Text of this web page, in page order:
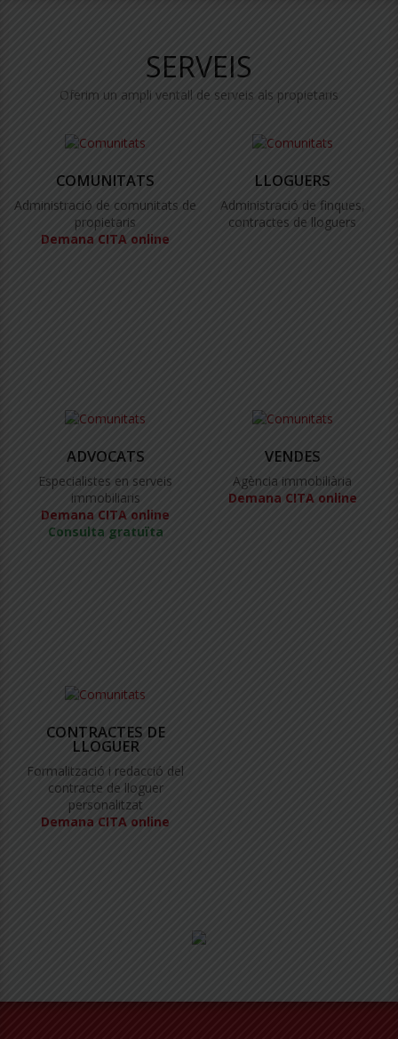
SERVEIS
Oferim un ampli ventall de serveis als propietaris
COMUNITATS
Administració de comunitats de
propietaris
Demana CITA online
LLOGUERS
Administració de finques,
contractes de lloguers
ADVOCATS
Especialistes en serveis
immobiliaris
Demana CITA online
Consulta gratuïta
VENDES
Agència immobiliària
Demana CITA online
CONTRACTES DE
LLOGUER
Formalització i redacció del
contracte de lloguer
personalitzat
Demana CITA online